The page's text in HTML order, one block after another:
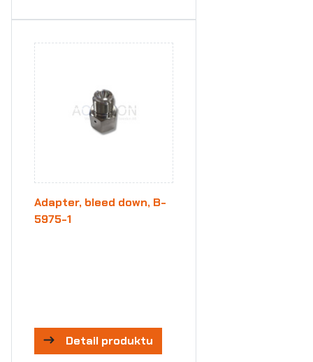
Adapter, bleed down, B-
5975-1
Detail produktu